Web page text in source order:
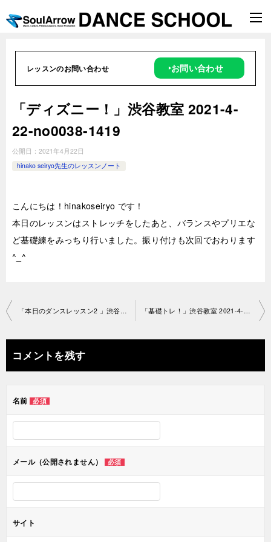
レッスンのお問い合わせ ‣お問い合わせ
「ディズニー！」渋谷教室 2021-4-
22-no0038-1419
公開日： 2021年4月22日
hinako seiryo先生のレッスンノート
こんにちは！hinakoseiryo です！
本日のレッスンはストレッチをしたあと、バランスやプリエな
ど基礎練をみっちり行いました。振り付けも次回でおわります
^_^
投
ナ
ビ
ー
ン
コメントを残す
名前 必須
メール（公開されません） 必須
サイト